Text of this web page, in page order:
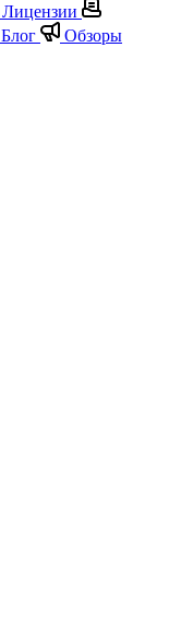
Лицензии
Блог
Обзоры